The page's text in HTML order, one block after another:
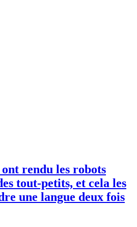
rendu les robots
tout-petits, et cela les
une langue deux fois